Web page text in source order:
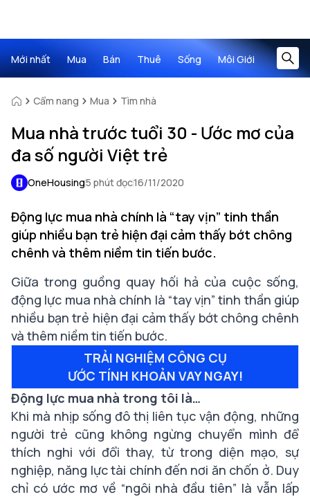
Mới nhất Mua Bán Thuê Sống Môi Giới
Cẩm nang Mua Tìm nhà
Mua nhà trước tuổi 30 - Ước mơ của
đa số người Việt trẻ
OneHousing5 phút đọc16/11/2020
Động lực mua nhà chính là “tay vịn” tinh thần
giúp nhiều bạn trẻ hiện đại cảm thấy bớt chông
chênh và thêm niềm tin tiến bước.
Giữa trong guồng quay hối hả của cuộc sống,
động lực mua nhà chính là “tay vịn” tinh thần giúp
nhiều bạn trẻ hiện đại cảm thấy bớt chông chênh
và thêm niềm tin tiến bước.
TRẢI NGHIỆM CÔNG CỤ
ƯỚC TÍNH KHOẢN VAY NGAY!
Động lực mua nhà trong tôi là…
Khi mà nhịp sống đô thị liên tục vận động, những
người trẻ cũng không ngừng chuyển mình để
thích nghi với đổi thay, từ trong diện mạo, sự
nghiệp, năng lực tài chính đến nơi ăn chốn ở. Duy
chỉ có ước mơ về “ngôi nhà đầu tiên” là vẫn lấp